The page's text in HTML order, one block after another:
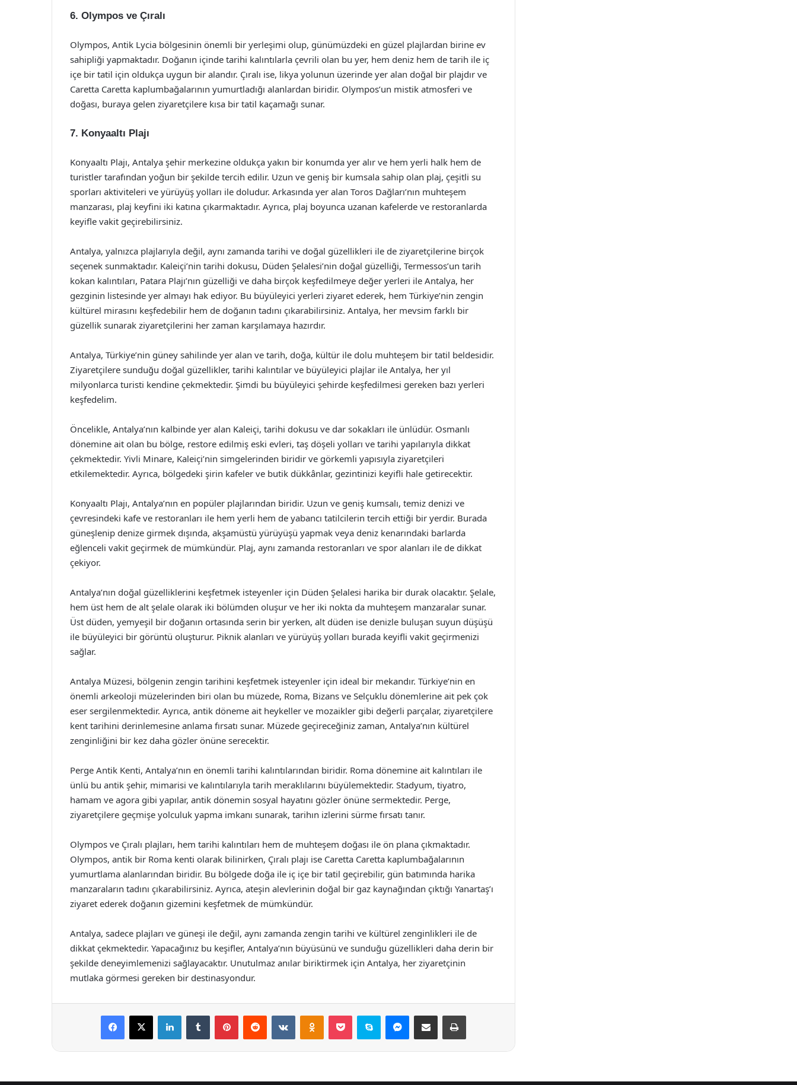
6. Olympos ve Çıralı
Olympos, Antik Lycia bölgesinin önemli bir yerleşimi olup, günümüzdeki en güzel plajlardan birine ev
sahipliği yapmaktadır. Doğanın içinde tarihi kalıntılarla çevrili olan bu yer, hem deniz hem de tarih ile iç
içe bir tatil için oldukça uygun bir alandır. Çıralı ise, likya yolunun üzerinde yer alan doğal bir plajdır ve
Caretta Caretta kaplumbağalarının yumurtladığı alanlardan biridir. Olympos’un mistik atmosferi ve
doğası, buraya gelen ziyaretçilere kısa bir tatil kaçamağı sunar.
7. Konyaaltı Plajı
Konyaaltı Plajı, Antalya şehir merkezine oldukça yakın bir konumda yer alır ve hem yerli halk hem de
turistler tarafından yoğun bir şekilde tercih edilir. Uzun ve geniş bir kumsala sahip olan plaj, çeşitli su
sporları aktiviteleri ve yürüyüş yolları ile doludur. Arkasında yer alan Toros Dağları’nın muhteşem
manzarası, plaj keyfini iki katına çıkarmaktadır. Ayrıca, plaj boyunca uzanan kafelerde ve restoranlarda
keyifle vakit geçirebilirsiniz.
Antalya, yalnızca plajlarıyla değil, aynı zamanda tarihi ve doğal güzellikleri ile de ziyaretçilerine birçok
seçenek sunmaktadır. Kaleiçi’nin tarihi dokusu, Düden Şelalesi’nin doğal güzelliği, Termessos’un tarih
kokan kalıntıları, Patara Plajı’nın güzelliği ve daha birçok keşfedilmeye değer yerleri ile Antalya, her
gezginin listesinde yer almayı hak ediyor. Bu büyüleyici yerleri ziyaret ederek, hem Türkiye’nin zengin
kültürel mirasını keşfedebilir hem de doğanın tadını çıkarabilirsiniz. Antalya, her mevsim farklı bir
güzellik sunarak ziyaretçilerini her zaman karşılamaya hazırdır.
Antalya, Türkiye’nin güney sahilinde yer alan ve tarih, doğa, kültür ile dolu muhteşem bir tatil beldesidir.
Ziyaretçilere sunduğu doğal güzellikler, tarihi kalıntılar ve büyüleyici plajlar ile Antalya, her yıl
milyonlarca turisti kendine çekmektedir. Şimdi bu büyüleyici şehirde keşfedilmesi gereken bazı yerleri
keşfedelim.
Öncelikle, Antalya’nın kalbinde yer alan Kaleiçi, tarihi dokusu ve dar sokakları ile ünlüdür. Osmanlı
dönemine ait olan bu bölge, restore edilmiş eski evleri, taş döşeli yolları ve tarihi yapılarıyla dikkat
çekmektedir. Yivli Minare, Kaleiçi’nin simgelerinden biridir ve görkemli yapısıyla ziyaretçileri
etkilemektedir. Ayrıca, bölgedeki şirin kafeler ve butik dükkânlar, gezintinizi keyifli hale getirecektir.
Konyaaltı Plajı, Antalya’nın en popüler plajlarından biridir. Uzun ve geniş kumsalı, temiz denizi ve
çevresindeki kafe ve restoranları ile hem yerli hem de yabancı tatilcilerin tercih ettiği bir yerdir. Burada
güneşlenip denize girmek dışında, akşamüstü yürüyüşü yapmak veya deniz kenarındaki barlarda
eğlenceli vakit geçirmek de mümkündür. Plaj, aynı zamanda restoranları ve spor alanları ile de dikkat
çekiyor.
Antalya’nın doğal güzelliklerini keşfetmek isteyenler için Düden Şelalesi harika bir durak olacaktır. Şelale,
hem üst hem de alt şelale olarak iki bölümden oluşur ve her iki nokta da muhteşem manzaralar sunar.
Üst düden, yemyeşil bir doğanın ortasında serin bir yerken, alt düden ise denizle buluşan suyun düşüşü
ile büyüleyici bir görüntü oluşturur. Piknik alanları ve yürüyüş yolları burada keyifli vakit geçirmenizi
sağlar.
Antalya Müzesi, bölgenin zengin tarihini keşfetmek isteyenler için ideal bir mekandır. Türkiye’nin en
önemli arkeoloji müzelerinden biri olan bu müzede, Roma, Bizans ve Selçuklu dönemlerine ait pek çok
eser sergilenmektedir. Ayrıca, antik döneme ait heykeller ve mozaikler gibi değerli parçalar, ziyaretçilere
kent tarihini derinlemesine anlama fırsatı sunar. Müzede geçireceğiniz zaman, Antalya’nın kültürel
zenginliğini bir kez daha gözler önüne serecektir.
Perge Antik Kenti, Antalya’nın en önemli tarihi kalıntılarından biridir. Roma dönemine ait kalıntıları ile
ünlü bu antik şehir, mimarisi ve kalıntılarıyla tarih meraklılarını büyülemektedir. Stadyum, tiyatro,
hamam ve agora gibi yapılar, antik dönemin sosyal hayatını gözler önüne sermektedir. Perge,
ziyaretçilere geçmişe yolculuk yapma imkanı sunarak, tarihın izlerini sürme fırsatı tanır.
Olympos ve Çıralı plajları, hem tarihi kalıntıları hem de muhteşem doğası ile ön plana çıkmaktadır.
Olympos, antik bir Roma kenti olarak bilinirken, Çıralı plajı ise Caretta Caretta kaplumbağalarının
yumurtlama alanlarından biridir. Bu bölgede doğa ile iç içe bir tatil geçirebilir, gün batımında harika
manzaraların tadını çıkarabilirsiniz. Ayrıca, ateşin alevlerinin doğal bir gaz kaynağından çıktığı Yanartaş’ı
ziyaret ederek doğanın gizemini keşfetmek de mümkündür.
Antalya, sadece plajları ve güneşi ile değil, aynı zamanda zengin tarihi ve kültürel zenginlikleri ile de
dikkat çekmektedir. Yapacağınız bu keşifler, Antalya’nın büyüsünü ve sunduğu güzellikleri daha derin bir
şekilde deneyimlemenizi sağlayacaktır. Unutulmaz anılar biriktirmek için Antalya, her ziyaretçinin
mutlaka görmesi gereken bir destinasyondur.
Facebook
X LinkedInTumblr PinterestReddit VKontakteOdnoklassniki
Pocket Skype Messenger
E-Posta ile paylaş Yazdır